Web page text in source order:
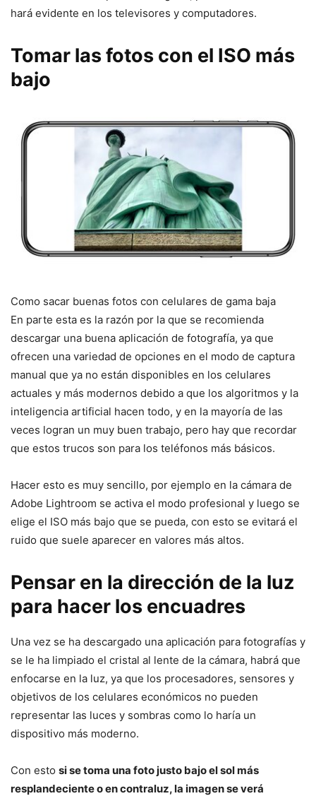
hará evidente en los televisores y computadores.
Tomar las fotos con el ISO más
bajo
Como sacar buenas fotos con celulares de gama baja
En parte esta es la razón por la que se recomienda
descargar una buena aplicación de fotografía, ya que
ofrecen una variedad de opciones en el modo de captura
manual que ya no están disponibles en los celulares
actuales y más modernos debido a que los algoritmos y la
inteligencia artificial hacen todo, y en la mayoría de las
veces logran un muy buen trabajo, pero hay que recordar
que estos trucos son para los teléfonos más básicos.
Hacer esto es muy sencillo, por ejemplo en la cámara de
Adobe Lightroom se activa el modo profesional y luego se
elige el ISO más bajo que se pueda, con esto se evitará el
ruido que suele aparecer en valores más altos.
Pensar en la dirección de la luz
para hacer los encuadres
Una vez se ha descargado una aplicación para fotografías y
se le ha limpiado el cristal al lente de la cámara, habrá que
enfocarse en la luz, ya que los procesadores, sensores y
objetivos de los celulares económicos no pueden
representar las luces y sombras como lo haría un
dispositivo más moderno.
Con esto si se toma una foto justo bajo el sol más
resplandeciente o en contraluz, la imagen se verá